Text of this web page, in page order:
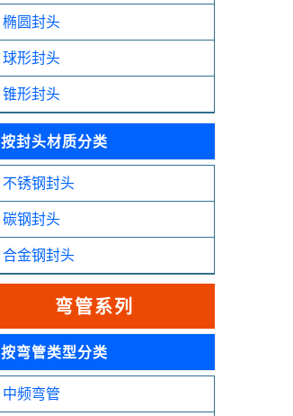
椭圆封头
球形封头
锥形封头
按封头材质分类
不锈钢封头
碳钢封头
合金钢封头
弯管系列
按弯管类型分类
中频弯管